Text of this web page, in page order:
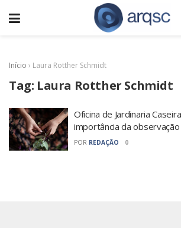
Início › Laura Rotther Schmidt
Tag: Laura Rotther Schmidt
Oficina de Jardinaria
importância da observação
POR REDAÇÃO 0